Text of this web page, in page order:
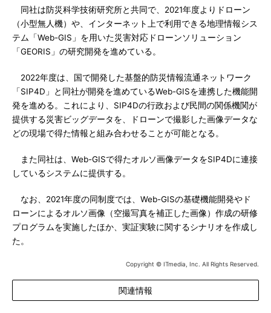
同社は防災科学技術研究所と共同で、2021年度よりドローン
（小型無人機）や、インターネット上で利用できる地理情報シス
テム「Web-GIS」を用いた災害対応ドローンソリューション
「GEORIS」の研究開発を進めている。
2022年度は、国で開発した基盤的防災情報流通ネットワーク
「SIP4D」と同社が開発を進めているWeb-GISを連携した機能開
発を進める。これにより、SIP4Dの行政および民間の関係機関が
提供する災害ビッグデータを、ドローンで撮影した画像データな
どの現場で得た情報と組み合わせることが可能となる。
また同社は、Web-GISで得たオルソ画像データをSIP4Dに連接
しているシステムに提供する。
なお、2021年度の同制度では、Web-GISの基礎機能開発やド
ローンによるオルソ画像（空撮写真を補正した画像）作成の研修
プログラムを実施したほか、実証実験に関するシナリオを作成し
た。
Copyright © ITmedia, Inc. All Rights Reserved.
関連情報